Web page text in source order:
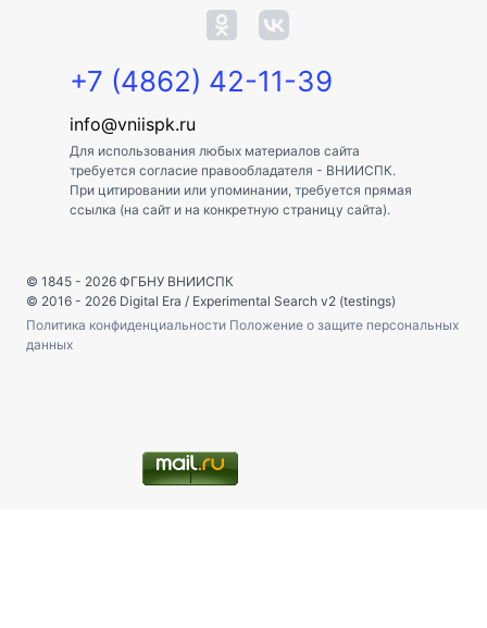
+7 (4862) 42-11-39
info@vniispk.ru
Для использования любых материалов сайта
требуется согласие правообладателя - ВНИИСПК.
При цитировании или упоминании, требуется прямая
ссылка (на сайт и на конкретную страницу сайта).
© 1845 - 2026 ФГБНУ ВНИИСПК
© 2016 - 2026 Digital Era / Experimental Search v2 (testings)
Политика конфиденциальности Положение о защите персональных
данных